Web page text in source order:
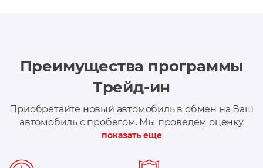
Преимущества программы
Трейд-ин
Приобретайте новый автомобиль в обмен на Ваш
автомобиль с пробегом. Мы проведем оценку
вашего автомобиля и при необходимости,
показать еще